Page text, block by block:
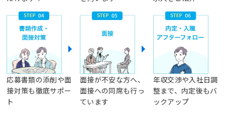
応募書類の添削や面
接対策も徹底サポー
ト
面接が不安な方へ、
面接への同席も行っ
ています
年収交渉や入社日調
整まで、内定後もバ
ックアップ